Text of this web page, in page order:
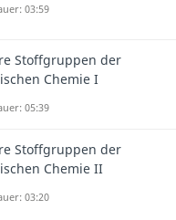
03:59
Stoffgruppen der
Chemie I
05:39
Stoffgruppen der
Chemie II
03:20